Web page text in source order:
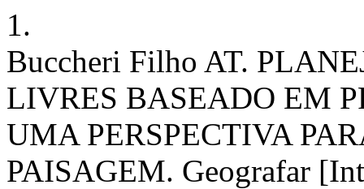
1.
Buccheri Filho AT.
LIVRES BASEADO EM
UMA PERSPECTIVA
PAISAGEM. Geografar